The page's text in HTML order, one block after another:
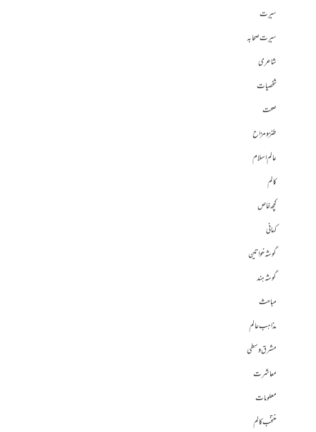
سیرت
سیرت صحابہ
شاعری
شخصیات
صحت
طنز و مزاح
عالم اسلام
کالم
کچھ خاص
کہانی
گوشہ خواتین
گوشہ ہند
مباحث
مذاہب عالم
مشرق وسطی
معاشرت
معلومات
منتخب کالم